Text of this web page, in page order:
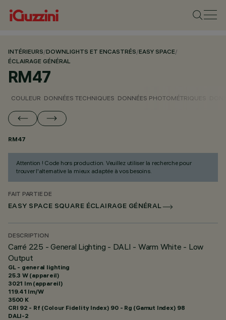
INTÉRIEURS/DOWNLIGHTS ET ENCASTRÉS/EASY SPACE/
ÉCLAIRAGE GÉNÉRAL
RM47
COULEUR DONNÉES TECHNIQUES DONNÉES PHOTOMÉTRIQUES
RM47
Attention ! Code hors production. Veuillez utiliser la recherche pour
trouver l'alternative la mieux adaptée à vos besoins.
FAIT PARTIE DE
EASY SPACE SQUARE ÉCLAIRAGE GÉNÉRAL
DESCRIPTION
Carré 225 - General Lighting - DALI - Warm White - Low
Output
GL - general lighting
25.3 W (appareil)
3021 lm (appareil)
119.41 lm/W
3500 K
CRI 92 - Rf (Colour Fidelity Index) 90 - Rg (Gamut Index) 98
DALI-2